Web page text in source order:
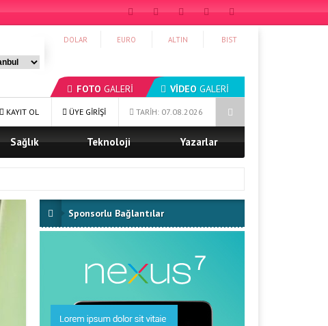
FOTO GALERİ VİDEO GALERİ
DOLAR EURO ALTIN BIST
Ağrı Şeker Fabrikası’ndan Örnek Yardımlaşma Kampanyası
TARİH: 07.08.2026
ÜYE GİRİŞİ
KAYIT OL
Sağlık Teknoloji Yazarlar
Sponsorlu Bağlantılar